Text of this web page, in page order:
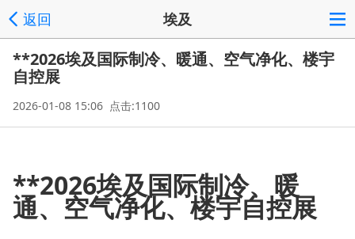
返回 埃及
**2026埃及国际制冷、暖通、空气净化、楼宇
自控展
2026-01-08 15:06 点击:1100
**2026埃及国际制冷、暖
通、空气净化、楼宇自控展